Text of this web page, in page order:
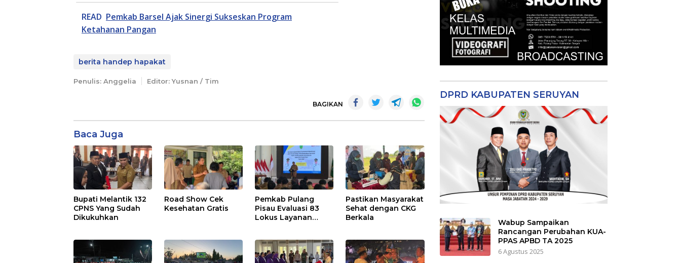
READ Pemkab Barsel Ajak Sinergi Sukseskan Program
Ketahanan Pangan
berita handep hapakat
Penulis: Anggelia Editor: Yusnan / Tim
BAGIKAN
Baca Juga
Bupati Melantik 132
CPNS Yang Sudah
Dikukuhkan
Road Show Cek
Kesehatan Gratis
Pemkab Pulang
Pisau Evaluasi 83
Lokus Layanan
Pastikan Masyarakat
Sehat dengan CKG
Berkala
DPRD KABUPATEN SERUYAN
Wabup Sampaikan
Rancangan Perubahan KUA-
PPAS APBD TA 2025
6 Agustus 2025